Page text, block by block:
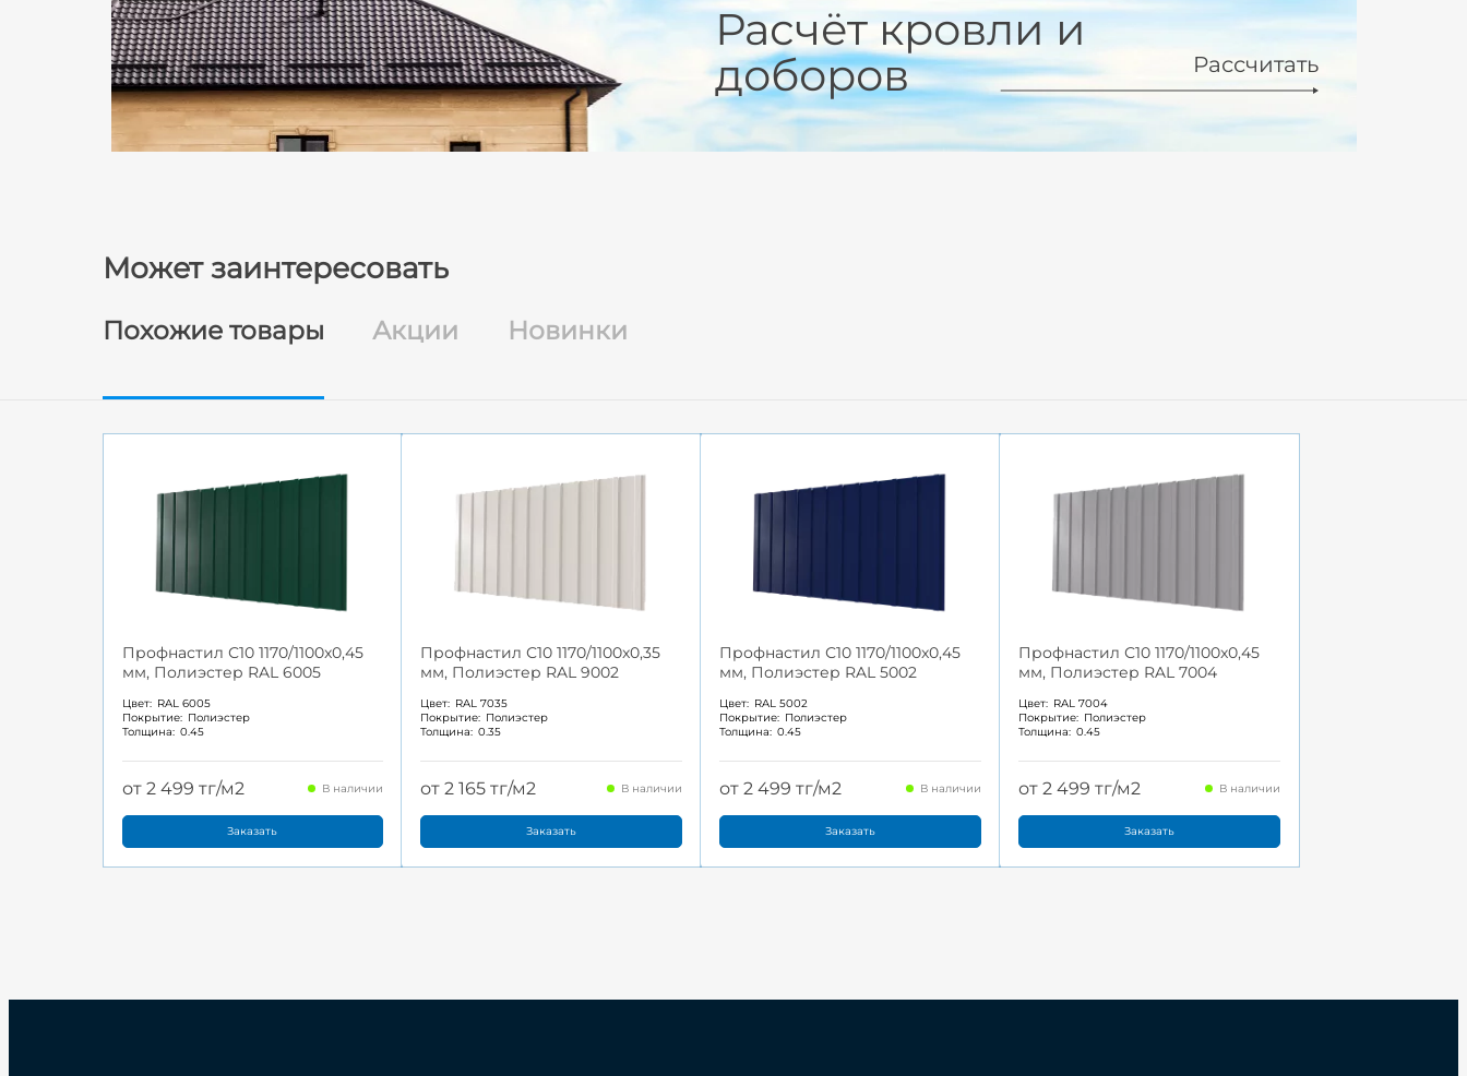
Расчёт кровли и
доборов
Рассчитать
Может заинтересовать
Похожие товары Акции Новинки
Профнастил С10 1170/1100x0,45
мм, Полиэстер RAL 6005
Цвет: RAL 6005
Покрытие: Полиэстер
Толщина: 0.45
от 2 499 тг/м2 В наличии
Заказать
Профнастил С10 1170/1100x0,35
мм, Полиэстер RAL 9002
Цвет: RAL 7035
Покрытие: Полиэстер
Толщина: 0.35
от 2 165 тг/м2 В наличии
Заказать
Профнастил С10 1170/1100x0,45
мм, Полиэстер RAL 5002
Цвет: RAL 5002
Покрытие: Полиэстер
Толщина: 0.45
от 2 499 тг/м2 В наличии
Заказать
Профнастил С10 1170/1100x0,45
мм, Полиэстер RAL 7004
Цвет: RAL 7004
Покрытие: Полиэстер
Толщина: 0.45
от 2 499 тг/м2 В наличии
Заказать